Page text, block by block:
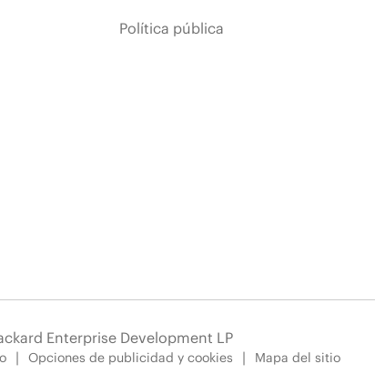
Política pública
Enterprise Development LP
Opciones de publicidad y cookies Mapa del sitio